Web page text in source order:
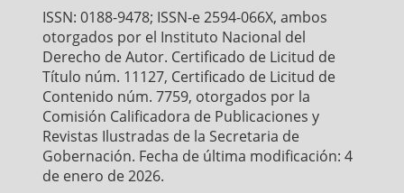
ISSN: 0188-9478; ISSN-e 2594-066X, ambos
otorgados por el Instituto Nacional del
Derecho de Autor. Certificado de Licitud de
Título núm. 11127, Certificado de Licitud de
Contenido núm. 7759, otorgados por la
Comisión Calificadora de Publicaciones y
Revistas Ilustradas de la Secretaria de
Gobernación. Fecha de última modificación: 4
de enero de 2026.